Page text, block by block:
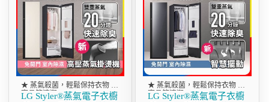
★ 蒸氣殺菌，輕鬆保持衣物 /
寢具等清潔
LG Styler®蒸氣電子衣櫥
★ 蒸氣殺菌，輕鬆保持衣物 /
寢具等清潔
LG Styler®蒸氣電子衣櫥